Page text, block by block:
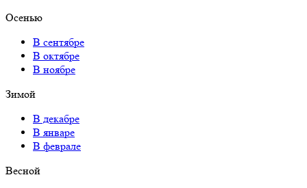
Осенью
В сентябре
В октябре
В ноябре
Зимой
В декабре
В январе
В феврале
Весной